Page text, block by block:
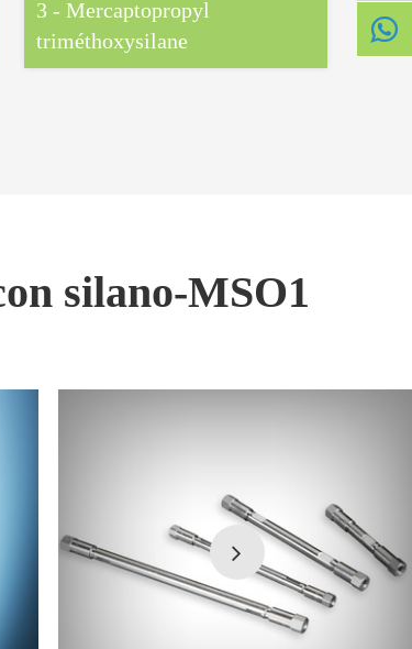
3 - Mercaptopropyl
triméthoxysilane
3 -
silano-MSO1